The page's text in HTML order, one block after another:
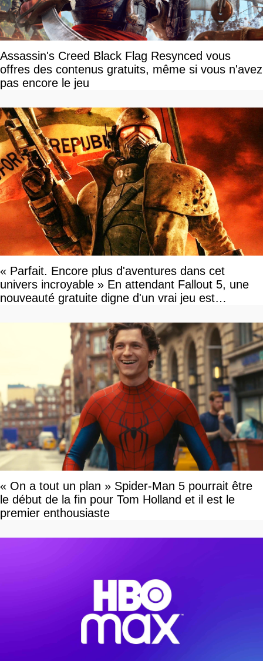
Assassin's Creed Black Flag Resynced vous
offres des contenus gratuits, même si vous n'avez
pas encore le jeu
« Parfait. Encore plus d'aventures dans cet
univers incroyable » En attendant Fallout 5, une
nouveauté gratuite digne d'un vrai jeu est
« On a tout un plan » Spider-Man 5 pourrait être
le début de la fin pour Tom Holland et il est le
premier enthousiaste